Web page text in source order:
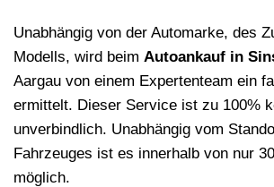
Unabhängig von der Automarke, des
Modells, wird beim Autoankauf in
Aargau von einem Expertenteam ein
ermittelt. Dieser Service ist zu 100%
unverbindlich. Unabhängig vom
Fahrzeuges ist es innerhalb von nur
möglich.